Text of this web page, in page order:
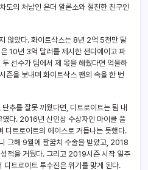
도의 처남인 욘더 알론소와 절친한 친구인
않았다. 화이트삭스는 8년 2억 5천만 달
10년 3억 달러를 제시한 샌디에이고 파
선수가 팀에서 제 몫을 해줬다면 억울하
즌을 보내며 화이트삭스 팬의 속을 한 번
추를 잘못 끼웠다면, 디트로이트는 팀 내
였다. 2016년 신인상 수상자인 마이클 풀
디트로이트의 에이스로 거듭나는 듯했다.
그해 9월에 팔꿈치 수술을 받았고, 2018
적을 거뒀다. 그리고 2019시즌 시작 일주
디트로이트 투수진은 위기를 맞게 된다.